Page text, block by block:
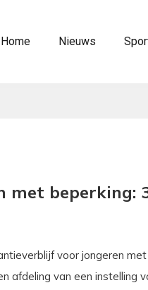
Home Nieuws
met beperking:
voor jongeren
afdeling van een instelling